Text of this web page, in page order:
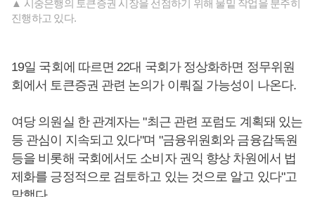
▲ 시중은행의 토큰증권 시장을 선점하기 위해 물밑 작업을 분주히
진행하고 있다.
19일 국회에 따르면 22대 국회가 정상화하면 정무위원
회에서 토큰증권 관련 논의가 이뤄질 가능성이 나온다.
여당 의원실 한 관계자는 "최근 관련 포럼도 계획돼 있는
등 관심이 지속되고 있다"며 "금융위원회와 금융감독원
등을 비롯해 국회에서도 소비자 권익 향상 차원에서 법
제화를 긍정적으로 검토하고 있는 것으로 알고 있다"고